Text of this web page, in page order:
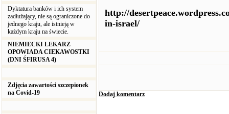
Dyktatura banków i ich system
zadłużający, nie są ograniczone do
jednego kraju, ale istnieją w
każdym kraju na świecie.
NIEMIECKI LEKARZ
OPOWIADA CIEKAWOSTKI
(DNI ŚFIRUSA 4)
Zdjęcia zawartości szczepionek
na Covid-19
http://
in-israel/
Dodaj komentarz